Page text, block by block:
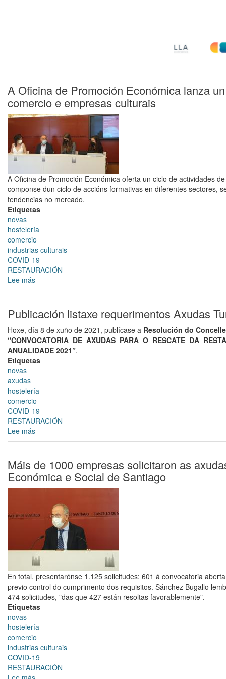
A Oficina de Promoción Económica lanza
comercio e empresas culturais
A Oficina de Promoción Económica oferta un ciclo de actividades
componse dun ciclo de accións formativas en diferentes sectores,
tendencias no mercado.
Etiquetas
novas
hostelería
comercio
industrias culturais
COVID-19
RESTAURACIÓN
Lee más
A
de
Promoción
Económica
lanza
un
ciclo
centrado
nas
necesidades
da
COVID
á
hostalería,
comercio
empresas
culturais
Publicación listaxe requerimentos Axudas
Hoxe, día 8 de xuño de 2021, publícase a Resolución do
“CONVOCATORIA DE AXUDAS PARA O RESCATE DA
ANUALIDADE 2021”.
Etiquetas
novas
axudas
hostelería
comercio
COVID-19
RESTAURACIÓN
Lee más
Publicación
requerimentos
Axudas
Turismo
Máis de 1000 empresas solicitaron as
Económica e Social de Santiago
En total, presentarónse 1.125 solicitudes: 601 á convocatoria
previo control do cumprimento dos requisitos. Sánchez Bugallo
474 solicitudes, "das que 427 están resoltas favorablemente".
Etiquetas
novas
hostelería
comercio
industrias culturais
COVID-19
RESTAURACIÓN